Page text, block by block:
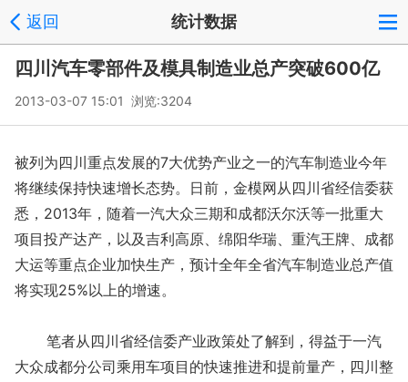
返回 统计数据
四川汽车零部件及模具制造业总产突破600亿
2013-03-07 15:01 浏览:3204
被列为四川重点发展的7大优势产业之一的汽车制造业今年
将继续保持快速增长态势。日前，金模网从四川省经信委获
悉，2013年，随着一汽大众三期和成都沃尔沃等一批重大
项目投产达产，以及吉利高原、绵阳华瑞、重汽王牌、成都
大运等重点企业加快生产，预计全年全省汽车制造业总产值
将实现25%以上的增速。
笔者从四川省经信委产业政策处了解到，得益于一汽
大众成都分公司乘用车项目的快速推进和提前量产，四川整